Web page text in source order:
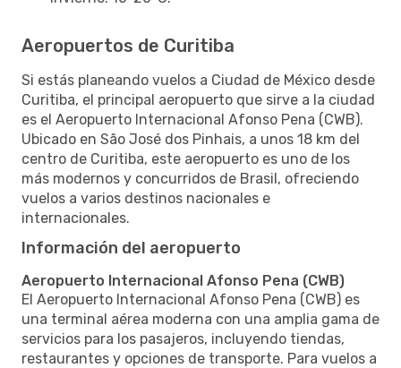
Aeropuertos de Curitiba
Si estás planeando vuelos a Ciudad de México desde
Curitiba, el principal aeropuerto que sirve a la ciudad
es el Aeropuerto Internacional Afonso Pena (CWB).
Ubicado en São José dos Pinhais, a unos 18 km del
centro de Curitiba, este aeropuerto es uno de los
más modernos y concurridos de Brasil, ofreciendo
vuelos a varios destinos nacionales e
internacionales.
Información del aeropuerto
Aeropuerto Internacional Afonso Pena (CWB)
El Aeropuerto Internacional Afonso Pena (CWB) es
una terminal aérea moderna con una amplia gama de
servicios para los pasajeros, incluyendo tiendas,
restaurantes y opciones de transporte. Para vuelos a